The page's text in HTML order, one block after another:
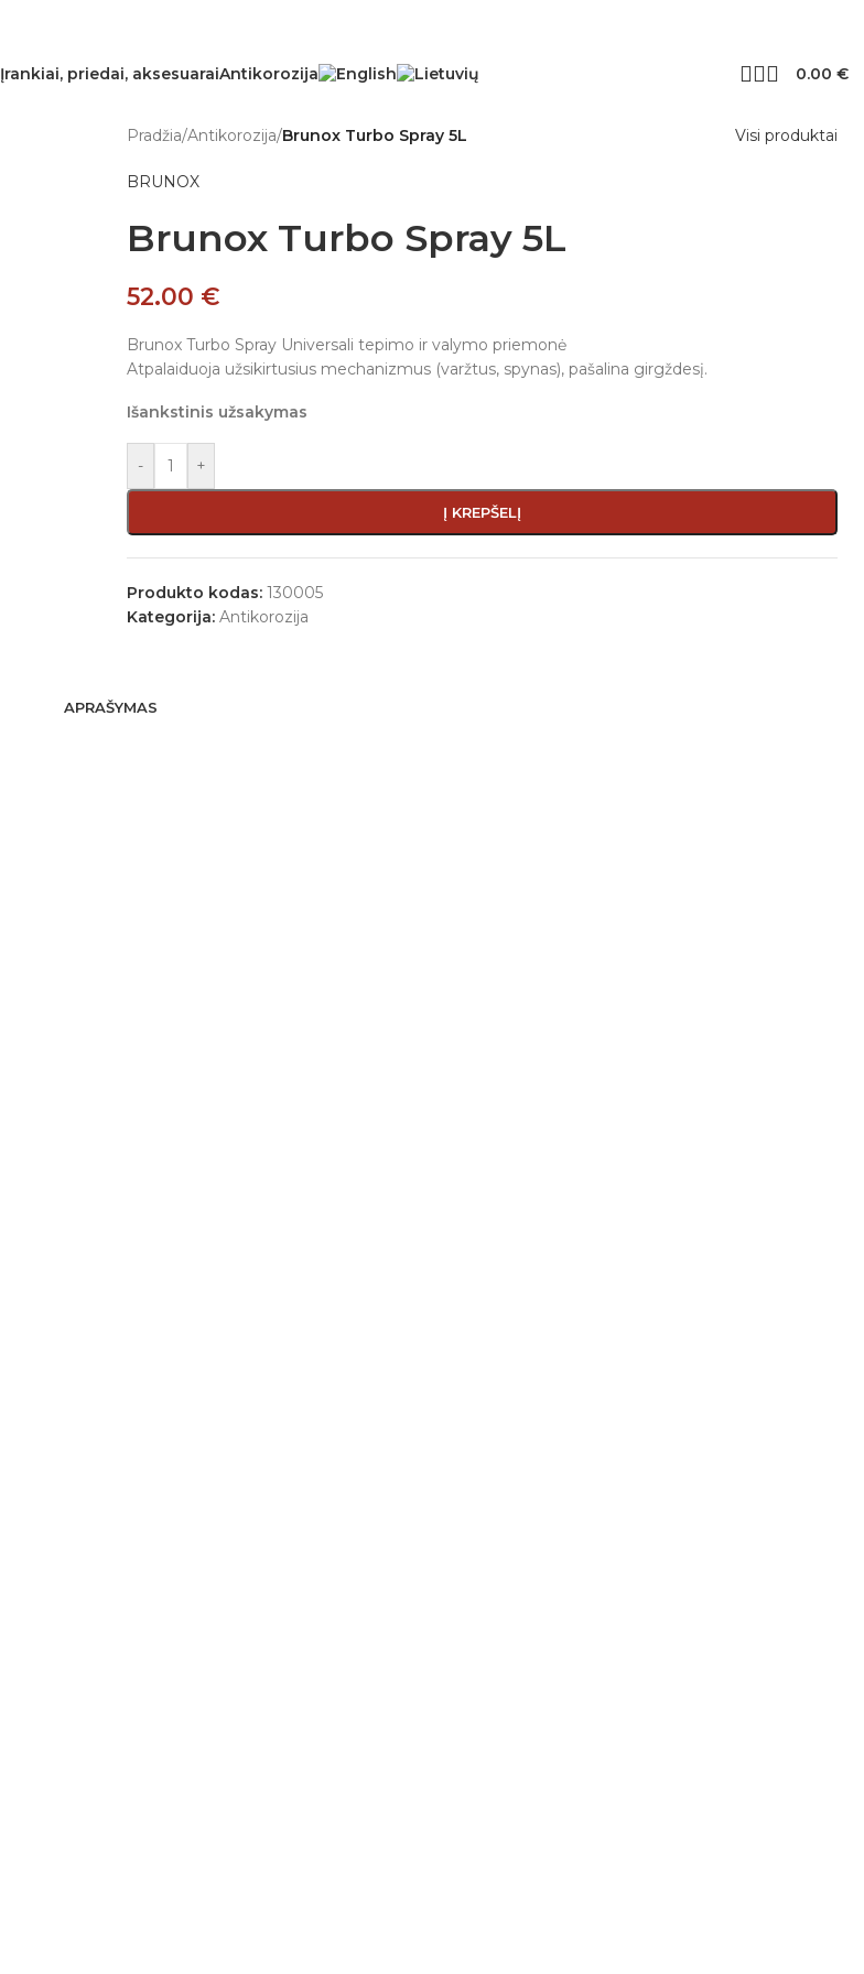
Įrankiai, priedai, aksesuaraiAntikorozija 0.00 €
Pradžia/Antikorozija/Brunox Turbo Spray 5L Visi produktai
BRUNOX
Brunox Turbo Spray 5L
52.00 €
Brunox Turbo Spray Universali tepimo ir valymo priemonė
Atpalaiduoja užsikirtusius mechanizmus (varžtus, spynas), pašalina girgždesį.
Išankstinis užsakymas
- +
Į KREPŠELĮ
Produkto kodas: 130005
Kategorija: Antikorozija
APRAŠYMAS